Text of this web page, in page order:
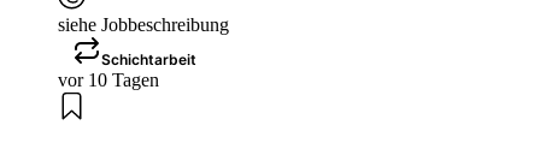
siehe Jobbeschreibung
Schichtarbeit
vor 10 Tagen